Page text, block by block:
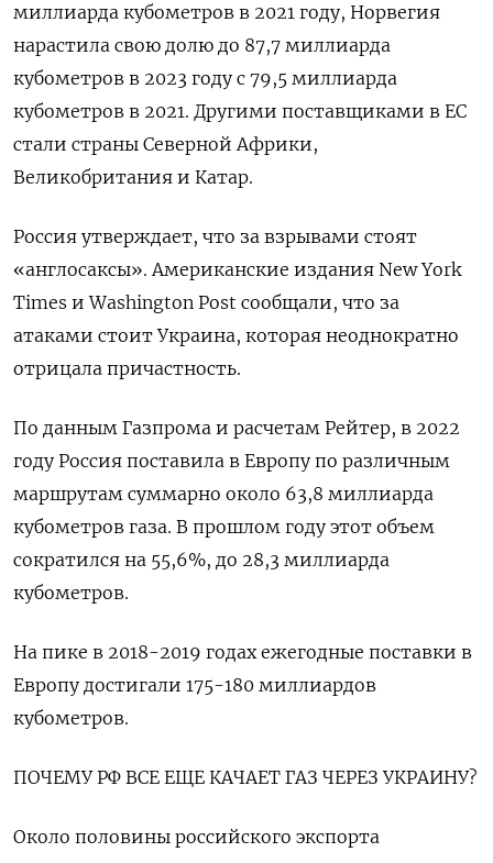
миллиарда кубометров в 2021 году, Норвегия
нарастила свою долю до 87,7 миллиарда
кубометров в 2023 году с 79,5 миллиарда
кубометров в 2021. Другими поставщиками в ЕС
стали страны Северной Африки,
Великобритания и Катар.
Россия утверждает, что за взрывами стоят
«англосаксы». Американские издания New York
Times и Washington Post сообщали, что за
атаками стоит Украина, которая неоднократно
отрицала причастность.
По данным Газпрома и расчетам Рейтер, в 2022
году Россия поставила в Европу по различным
маршрутам суммарно около 63,8 миллиарда
кубометров газа. В прошлом году этот объем
сократился на 55,6%, до 28,3 миллиарда
кубометров.
На пике в 2018-2019 годах ежегодные поставки в
Европу достигали 175-180 миллиардов
кубометров.
ПОЧЕМУ РФ ВСЕ ЕЩЕ КАЧАЕТ ГАЗ ЧЕРЕЗ УКРАИНУ?
Около половины российского экспорта